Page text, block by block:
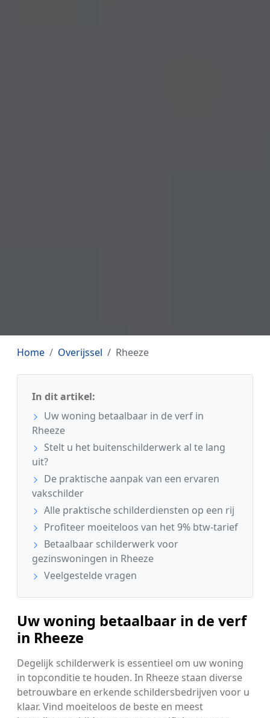
Home Overijssel Rheeze
In dit artikel:
Uw woning betaalbaar in de verf in
Rheeze
Stelt u het buitenschilderwerk al te lang
uit?
De praktische aanpak van een ervaren
vakschilder
Alle praktische schilderdiensten op een rij
Profiteer moeiteloos van het 9% btw-tarief
Betaalbaar schilderwerk voor
gezinswoningen in Rheeze
Veelgestelde vragen
Uw woning betaalbaar in de verf
in Rheeze
Degelijk schilderwerk is essentieel om uw woning
in topconditie te houden. In Rheeze staan diverse
betrouwbare en erkende schildersbedrijven voor u
klaar. Vind moeiteloos de beste en meest